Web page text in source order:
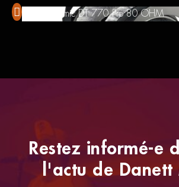
Beyerdynamic DT 770 Pro 80 OHM
Restez informé-e
l'actu de Danett